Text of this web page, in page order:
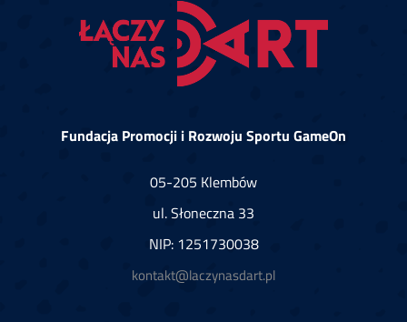
Fundacja Promocji i Rozwoju Sportu GameOn
05-205 Klembów
ul. Słoneczna 33
NIP: 1251730038
kontakt@laczynasdart.pl